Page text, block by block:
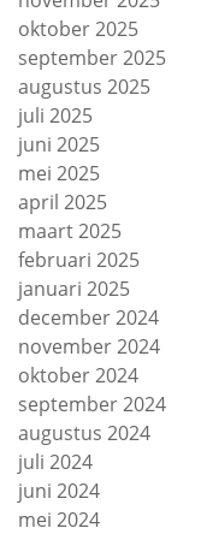
oktober 2025
september 2025
augustus 2025
juli 2025
juni 2025
mei 2025
april 2025
maart 2025
februari 2025
januari 2025
december 2024
november 2024
oktober 2024
september 2024
augustus 2024
juli 2024
juni 2024
mei 2024